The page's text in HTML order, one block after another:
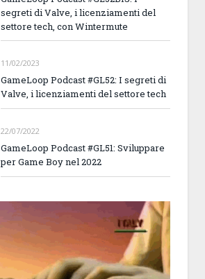
segreti di Valve, i licenziamenti del
settore tech, con Wintermute
11/02/2023
GameLoop Podcast #GL52: I segreti di
Valve, i licenziamenti del settore tech
22/07/2022
GameLoop Podcast #GL51: Sviluppare
per Game Boy nel 2022